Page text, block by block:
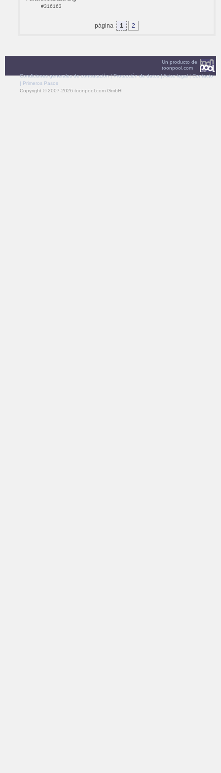
#316163
página 1 2
Un producto de
toonpool.com
Condiciones generales de contratación|Protección de datos|Aviso legal|Contacto
| Primeros Pasos
Copyright © 2007-2026 toonpool.com GmbH